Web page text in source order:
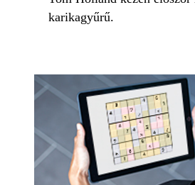
karikagyűrű.